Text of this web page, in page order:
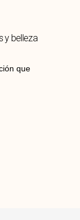
y belleza
que